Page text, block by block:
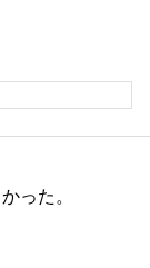
った。